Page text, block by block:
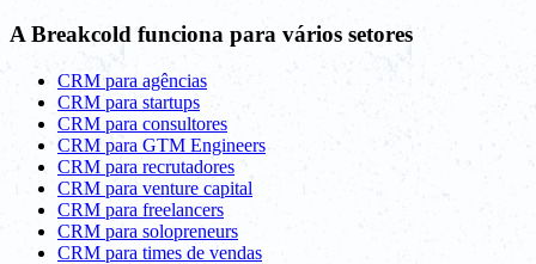
A Breakcold funciona para vários setores
CRM para agências
CRM para startups
CRM para consultores
CRM para GTM Engineers
CRM para recrutadores
CRM para venture capital
CRM para freelancers
CRM para solopreneurs
CRM para times de vendas